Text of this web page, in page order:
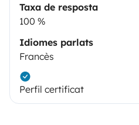
Taxa de resposta
100 %
Idiomes parlats
Francès
Perfil certificat